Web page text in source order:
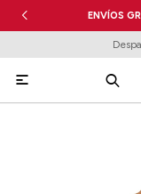
ENVÍOS
